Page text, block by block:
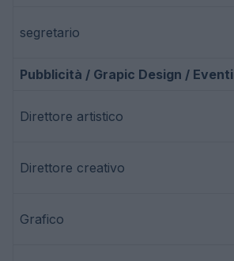
segretario
Pubblicità / Grapic Design / Eventi
Direttore artistico
Direttore creativo
Grafico